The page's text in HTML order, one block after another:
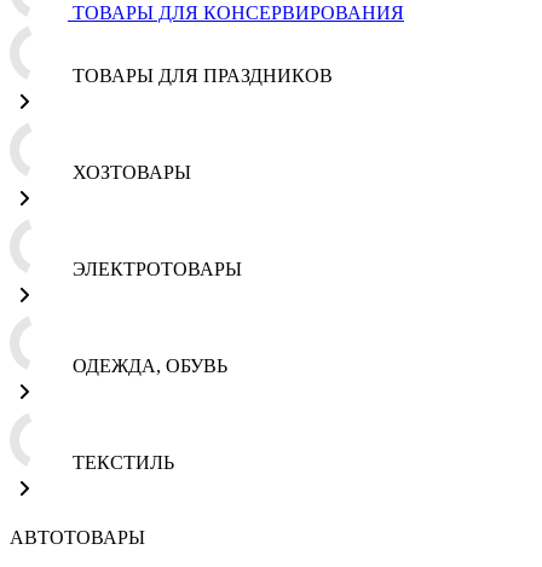
ТОВАРЫ ДЛЯ КОНСЕРВИРОВАНИЯ
ТОВАРЫ ДЛЯ ПРАЗДНИКОВ
ХОЗТОВАРЫ
ЭЛЕКТРОТОВАРЫ
ОДЕЖДА, ОБУВЬ
ТЕКСТИЛЬ
АВТОТОВАРЫ